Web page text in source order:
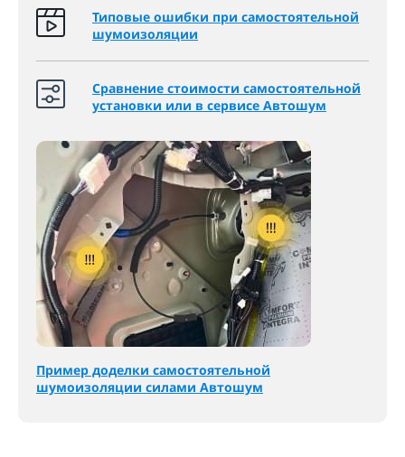
Типовые ошибки при самостоятельной
шумоизоляции
Сравнение стоимости самостоятельной
установки или в сервисе Автошум
Пример доделки самостоятельной
шумоизоляции силами Автошум